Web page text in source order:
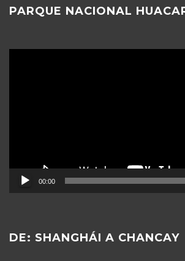
PARQUE NACIONAL
00:00
DE: SHANGHÁI A CHANCAY